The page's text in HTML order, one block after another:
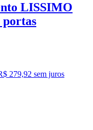
LISSIMO
279,92 sem juros